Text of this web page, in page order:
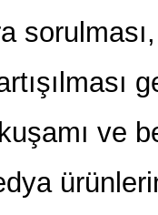
ve